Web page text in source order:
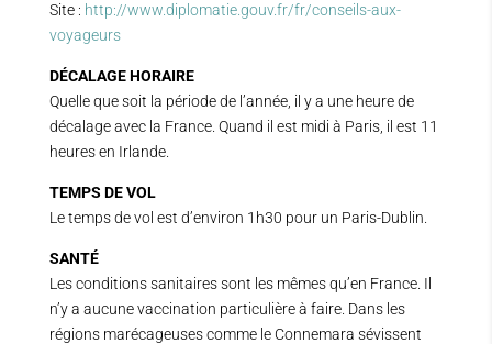
Site : http://www.diplomatie.gouv.fr/fr/conseils-aux-
voyageurs
DÉCALAGE HORAIRE
Quelle que soit la période de l’année, il y a une heure de
décalage avec la France. Quand il est midi à Paris, il est 11
heures en Irlande.
TEMPS DE VOL
Le temps de vol est d’environ 1h30 pour un Paris-Dublin.
SANTÉ
Les conditions sanitaires sont les mêmes qu’en France. Il
n’y a aucune vaccination particulière à faire. Dans les
régions marécageuses comme le Connemara sévissent